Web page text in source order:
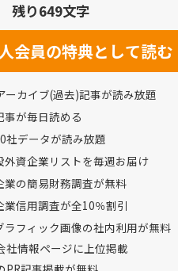
残り649文字
ーカイブ(過去)記事が読み放題
事が毎日読める
社データが読み放題
外資企業リストを毎週お届け
業の簡易財務調査が無料
業信用調査が全10％割引
ラフィック画像の社内利用が無料
社情報ページに上位掲載